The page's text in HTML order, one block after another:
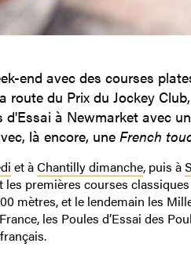
end avec des courses
route du Prix du Jockey
à Newmarket avec
là encore, uneFrench
et àChantilly dimanche, puis à
premières courses
mètres, et le lendemain les
les Poules d’Essai des